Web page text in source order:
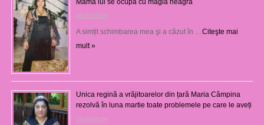
Mama lui se ocupă cu magia neagră
05/12/2025
A simțit schimbarea mea şi a căzut în …Citeşte mai
mult »
Unica regină a vrăjitoarelor din țară Maria Câmpina
rezolvă în luna martie toate problemele pe care le aveți
25/09/2025